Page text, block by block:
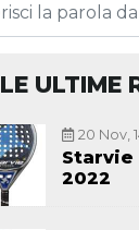
LE ULTIME
20 Nov,
Starvie
2022